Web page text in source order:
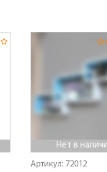
Нет в
Артикул: 72012